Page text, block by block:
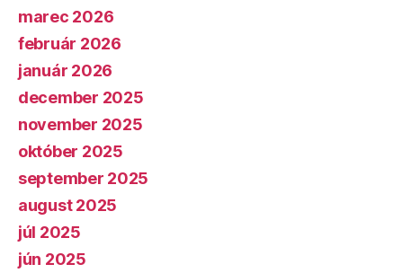
marec 2026
február 2026
január 2026
december 2025
november 2025
október 2025
september 2025
august 2025
júl 2025
jún 2025